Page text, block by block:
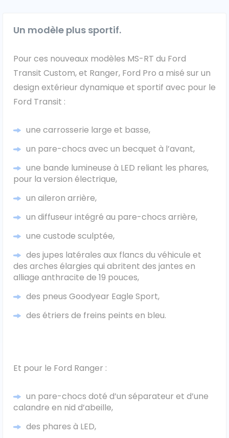
Citroën
Ford
Isuzu
Iveco
Maxus
Nissan
Peugeot
Volkswagen
Véhicules 0 km
Un modèle plus sportif.
Pour ces nouveaux modèles MS-RT du Ford
Transit Custom, et Ranger, Ford Pro a misé sur un
design extérieur dynamique et sportif avec pour le
Ford Transit :
une carrosserie large et basse,
un pare-chocs avec un becquet à l’avant,
une bande lumineuse à LED reliant les phares,
pour la version électrique,
un aileron arrière,
un diffuseur intégré au pare-chocs arrière,
une custode sculptée,
des jupes latérales aux flancs du véhicule et
des arches élargies qui abritent des jantes en
alliage anthracite de 19 pouces,
des pneus Goodyear Eagle Sport,
des étriers de freins peints en bleu.
Et pour le Ford Ranger :
un pare-chocs doté d’un séparateur et d’une
calandre en nid d’abeille,
des phares à LED,